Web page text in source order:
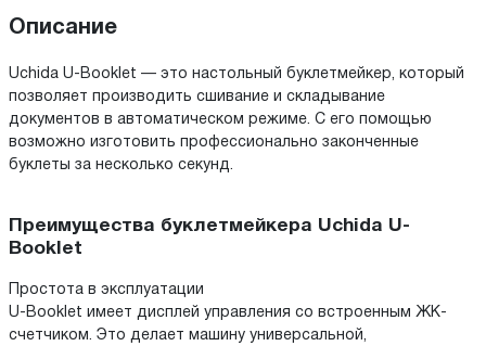
Описание
Uchida U-Booklet — это настольный буклетмейкер, который
позволяет производить сшивание и складывание
документов в автоматическом режиме. С его помощью
возможно изготовить профессионально законченные
буклеты за несколько секунд.
Преимущества буклетмейкера Uchida U-
Booklet
Простота в эксплуатации
U-Booklet имеет дисплей управления со встроенным ЖК-
счетчиком. Это делает машину универсальной,